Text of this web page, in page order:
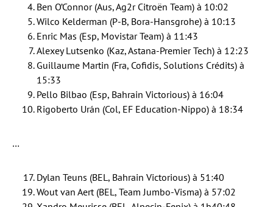
Ben O’Connor (Aus, Ag2r Citroën Team) à 10:02
Wilco Kelderman (P-B, Bora-Hansgrohe) à 10:13
Enric Mas (Esp, Movistar Team) à 11:43
Alexey Lutsenko (Kaz, Astana-Premier Tech) à 12:23
Guillaume Martin (Fra, Cofidis, Solutions Crédits) à
15:33
Pello Bilbao (Esp, Bahrain Victorious) à 16:04
Rigoberto Urán (Col, EF Education-Nippo) à 18:34
…
Dylan Teuns (BEL, Bahrain Victorious) à 51:40
Wout van Aert (BEL, Team Jumbo-Visma) à 57:02